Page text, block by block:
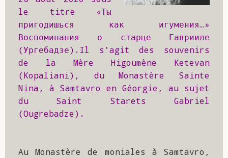
le titre «Ты
пригодишься как игумения…»
Воспоминания о старце Гаврииле
(Ургебадзе).Il s'agit des souvenirs
de la Mère Higoumène Ketevan
(Kopaliani), du Monastère Sainte
Nina, à Samtavro en Géorgie, au sujet
du Saint Starets Gabriel
(Ougrebadze).
Au Monastère de moniales à Samtavro,